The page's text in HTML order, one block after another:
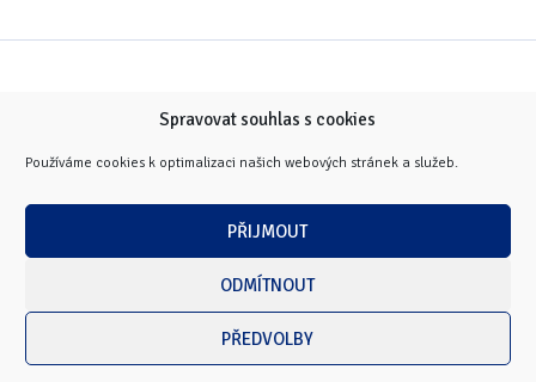
Spravovat souhlas s cookies
Používáme cookies k optimalizaci našich webových stránek a služeb.
PŘIJMOUT
ODMÍTNOUT
PŘEDVOLBY